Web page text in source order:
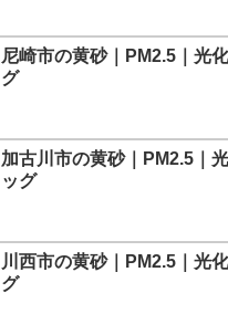
尼崎市の黄砂｜PM2.5｜光
グ
加古川市の黄砂｜PM2.5｜
ッグ
川西市の黄砂｜PM2.5｜光
グ